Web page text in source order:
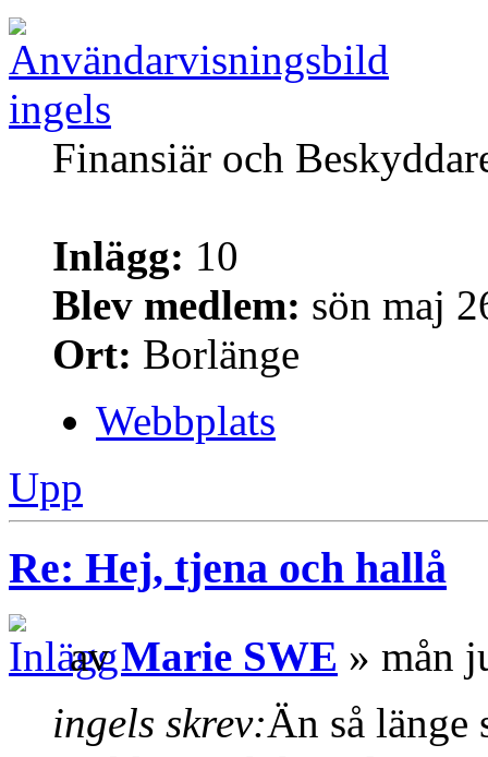
ingels
Finansiär och
Inlägg: 10
Blev medlem: sön maj
Ort: Borlänge
Webbplats
Upp
Re: Hej, tjena och hallå
avMarie SWE » mån
ingels skrev:Än så länge